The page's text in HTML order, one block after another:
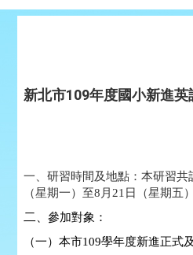
新北市109年度國小新進
一、研習時間及地點：本研習共
（星期一）至8 月 21 日（星期五
二
、參加對象：
（一） 本市109學年度新進正式